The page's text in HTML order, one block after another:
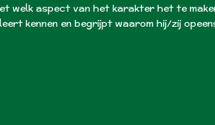
welk aspect van het karakter het te
kennen en begrijpt waarom hij/zij